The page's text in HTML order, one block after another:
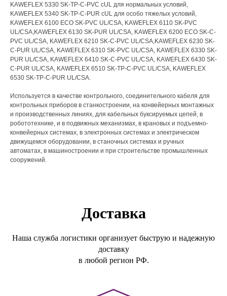
KAWEFLEX 5330 SK-TP-C-PVC cUL для нормальных условий,
KAWEFLEX 5340 SK-TP-C-PUR cUL для особо тяжелых условий,
KAWEFLEX 6100 ECO SK-PVC UL/CSA, ​KAWEFLEX 6110 SK-PVC
UL/CSA,​KAWEFLEX 6130 SK-PUR UL/CSA, KAWEFLEX 6200 ECO SK-C-
PVC UL/CSA, ​KAWEFLEX 6210 SK-C-PVC UL/CSA,​KAWEFLEX 6230 SK-
C-PUR UL/CSA, KAWEFLEX 6310 SK-PVC UL/CSA, KAWEFLEX 6330 SK-
PUR UL/CSA, KAWEFLEX 6410 SK-C-PVC UL/CSA, ​KAWEFLEX 6430 SK-
C-PUR UL/CSA, KAWEFLEX 6510 SK-TP-C-PVC UL/CSA, KAWEFLEX
6530 SK-TP-C-PUR UL/CSA.
Используется в качестве контрольного, соединительного кабеля для
контрольных приборов в станкостроении, на конвейерных монтажных
и производственных линиях, для кабельных буксируемых цепей, в
робототехнике, и в подвижных механизмах, в крановых и подъемно-
конвейерных системах, в электронных системах и электрическом
движущемся оборудовании, в станочных системах и ручных
автоматах, в машиностроении и при строительстве промышленных
сооружений.
Доставка
Наша служба логистики организует быструю и надежную
доставку
в любой регион РФ.